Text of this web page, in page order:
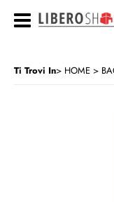
Ti Trovi In HOME